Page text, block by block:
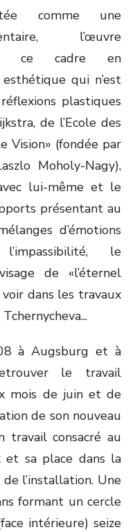
comme une
l’œuvre
ce cadre en
qui n’est
plastiques
de l’Ecole des
Vision» (fondée par
Moholy-Nagy),
lui-même et le
présentant au
d’émotions
le
de «l’éternel
dans les travaux
à Augsburg et à
le travail
mois de juin et de
de son nouveau
travail consacré au
et sa place dans la
l’installation. Une
formant un cercle
intérieure) seize